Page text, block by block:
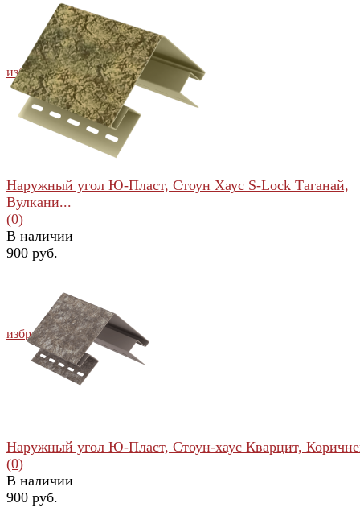
избранное сравнить
избранное сравнить
Наружный угол Ю-Пласт, Стоун Хаус S-Lock Таганай,
Вулкани...
(0)
В наличии
900 руб.
Наружный угол Ю-Пласт, Стоун-хаус Кварцит,
(0)
В наличии
900 руб.